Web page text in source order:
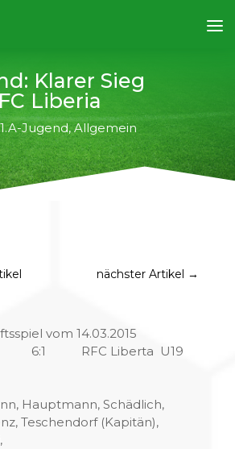
Klarer Sieg
Liberia
1.A-Jugend,Allgemein
nächster Artikel →
vom 14.03.2015
6:1 RFC Liberta U19
Hauptmann, Schädlich,
Teschendorf (Kapitän),